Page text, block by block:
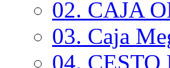
02. CAJA
03. Caja
04.